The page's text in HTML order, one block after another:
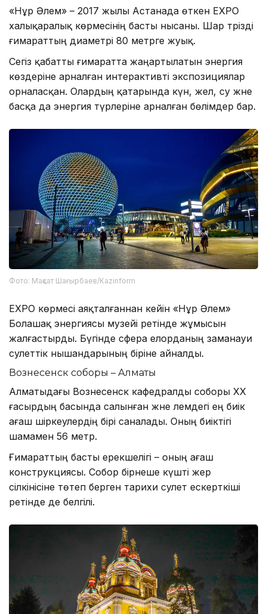
«Нұр Әлем» – 2017 жылы Астанада өткен EXPO
халықаралық көрмесінің басты нысаны. Шар тәрізді
ғимараттың диаметрі 80 метрге жуық.
Сегіз қабатты ғимаратта жаңартылатын энергия
көздеріне арналған интерактивті экспозициялар
орналасқан. Олардың қатарында күн, жел, су және
басқа да энергия түрлеріне арналған бөлімдер бар.
Фото: Мақсат Шағырбаев/Kazinform
EXPO көрмесі аяқталғаннан кейін «Нұр Әлем»
Болашақ энергиясы музейі ретінде жұмысын
жалғастырды. Бүгінде сфера елорданың заманауи
сәулеттік нышандарының біріне айналды.
Вознесенск соборы – Алматы
Алматыдағы Вознесенск кафедралды соборы ХХ
ғасырдың басында салынған және әлемдегі ең биік
ағаш шіркеулердің бірі саналады. Оның биіктігі
шамамен 56 метр.
Ғимараттың басты ерекшелігі – оның ағаш
конструкциясы. Собор бірнеше күшті жер
сілкінісіне төтеп берген тарихи сәулет ескерткіші
ретінде де белгілі.